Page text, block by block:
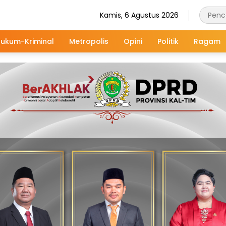
Kamis, 6 Agustus 2026
Kriminal Metropolis Opini Politik Ragam